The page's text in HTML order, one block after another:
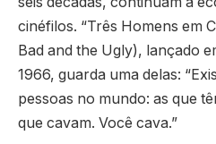
cinéfilos. “Três Homens em
Bad and the Ugly), lançado
1966, guarda uma delas:
pessoas no mundo: as que
que cavam. Você cava.”